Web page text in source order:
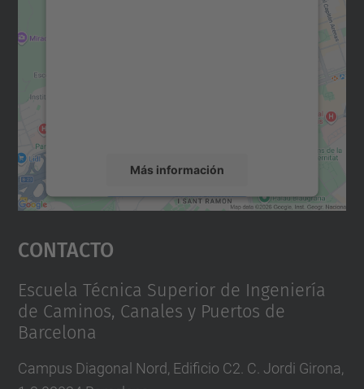
Más información
Aceptar
powered by
Contacto
Escuela Técnica Superior de Ingeniería
de Caminos, Canales y Puertos de
Barcelona
Campus Diagonal Nord, Edificio C2. C. Jordi Girona,